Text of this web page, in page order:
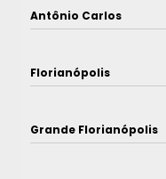
Antônio Carlos
Florianópolis
Grande Florianópolis